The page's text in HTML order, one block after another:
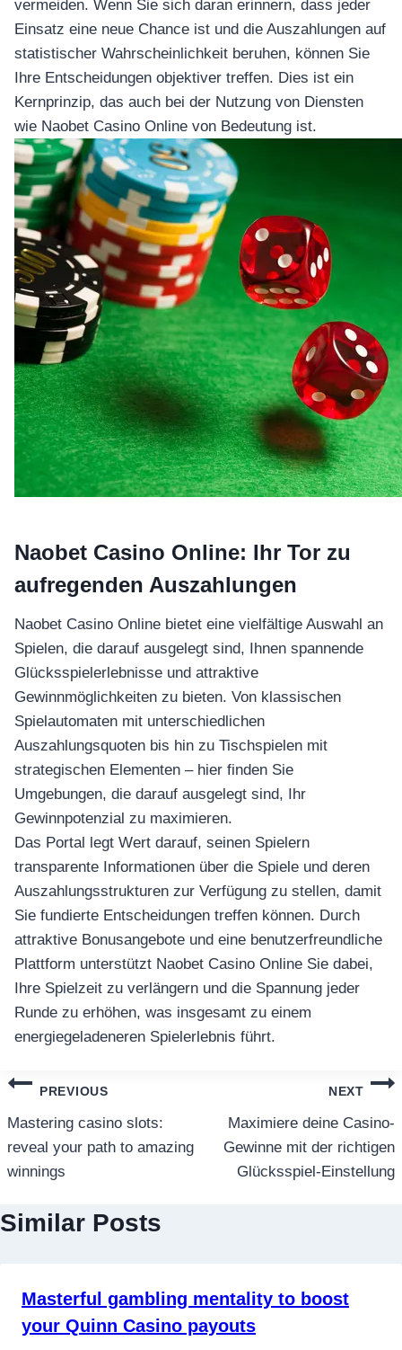
อุปกรณ์เพื่อความบันเทิง
อุปกรณ์เพื่อความบันเทิง
หูฟัง
ลำโพง
สินค้าตามแบรนด์
vermeiden. Wenn Sie sich daran erinnern, dass jeder
Einsatz eine neue Chance ist und die Auszahlungen auf
statistischer Wahrscheinlichkeit beruhen, können Sie
Ihre Entscheidungen objektiver treffen. Dies ist ein
Kernprinzip, das auch bei der Nutzung von Diensten
wie Naobet Casino Online von Bedeutung ist.
Naobet Casino Online: Ihr Tor zu
aufregenden Auszahlungen
Naobet Casino Online bietet eine vielfältige Auswahl an
Spielen, die darauf ausgelegt sind, Ihnen spannende
Glücksspielerlebnisse und attraktive
Gewinnmöglichkeiten zu bieten. Von klassischen
Spielautomaten mit unterschiedlichen
Auszahlungsquoten bis hin zu Tischspielen mit
strategischen Elementen – hier finden Sie
Umgebungen, die darauf ausgelegt sind, Ihr
Gewinnpotenzial zu maximieren.
Das Portal legt Wert darauf, seinen Spielern
transparente Informationen über die Spiele und deren
Auszahlungsstrukturen zur Verfügung zu stellen, damit
Sie fundierte Entscheidungen treffen können. Durch
attraktive Bonusangebote und eine benutzerfreundliche
Plattform unterstützt Naobet Casino Online Sie dabei,
Ihre Spielzeit zu verlängern und die Spannung jeder
Runde zu erhöhen, was insgesamt zu einem
energiegeladeneren Spielerlebnis führt.
แนะแนว
เรื่อง
PREVIOUS
Mastering casino slots:
reveal your path to amazing
winnings
NEXT
Maximiere deine Casino-
Gewinne mit der richtigen
Glücksspiel-Einstellung
Similar Posts
Masterful gambling mentality to boost
your Quinn Casino payouts